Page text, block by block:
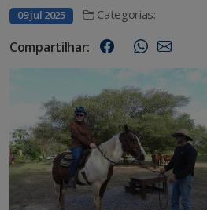
09 jul 2025 Categorias:
Compartilhar: